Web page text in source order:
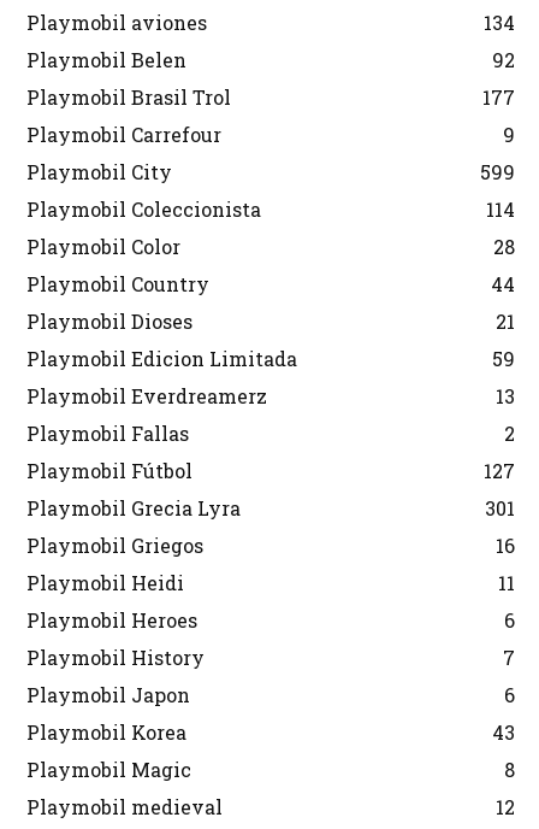
Playmobil aviones
134
Playmobil Belen
92
Playmobil Brasil Trol
177
Playmobil Carrefour
9
Playmobil City
599
Playmobil Coleccionista
114
Playmobil Color
28
Playmobil Country
44
Playmobil Dioses
21
Playmobil Edicion Limitada
59
Playmobil Everdreamerz
13
Playmobil Fallas
2
Playmobil Fútbol
127
Playmobil Grecia Lyra
301
Playmobil Griegos
16
Playmobil Heidi
11
Playmobil Heroes
6
Playmobil History
7
Playmobil Japon
6
Playmobil Korea
43
Playmobil Magic
8
Playmobil medieval
12